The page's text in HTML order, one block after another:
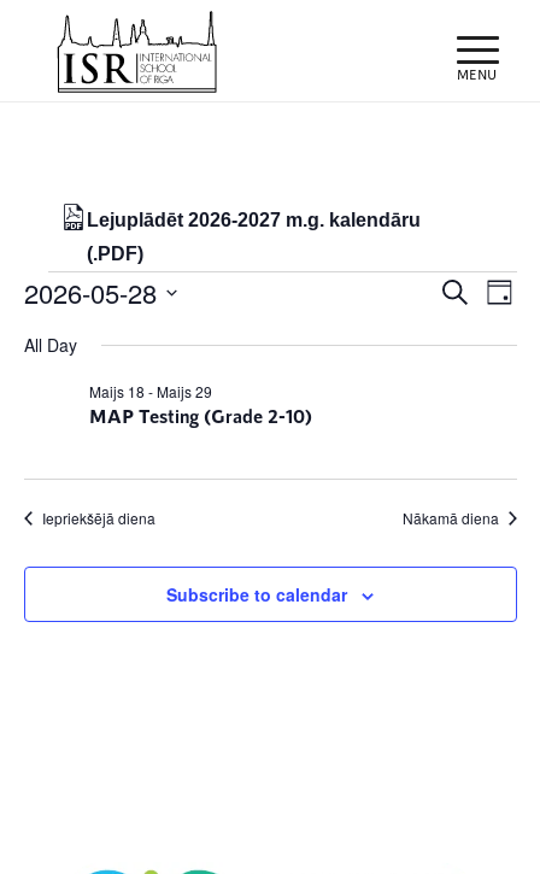
Lejuplādēt 2026-2027 m.g. kalendāru
(.PDF)
Notikumi
for
28/05/2026
Meklēt
Day
2026-05-28
All Day
MAP Testing (Grade 2-10)
Maijs 18 -Maijs 29
Iepriekšējā diena Nākamā diena
Subscribe to calendar